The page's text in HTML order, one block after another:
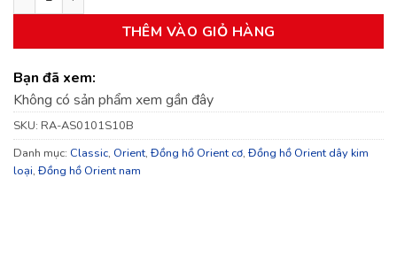
THÊM VÀO GIỎ HÀNG
Bạn đã xem:
Không có sản phẩm xem gần đây
SKU: RA-AS0101S10B
Danh mục: Classic, Orient, Đồng hồ Orient cơ, Đồng hồ Orient dây kim
loại, Đồng hồ Orient nam